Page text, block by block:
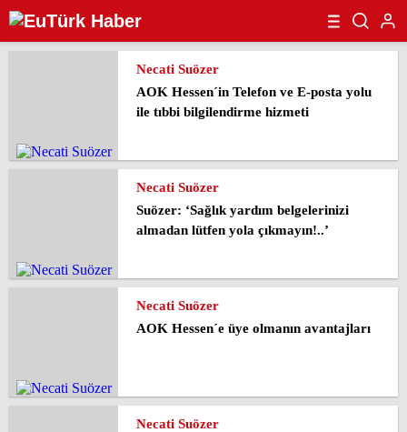
Necati Suözer
AOK Hessen´in Telefon ve E-posta yolu
ile tıbbi bilgilendirme hizmeti
Necati Suözer
Suözer: ‘Sağlık yardım belgelerinizi
almadan lütfen yola çıkmayın!..’
Necati Suözer
AOK Hessen´e üye olmanın avantajları
Necati Suözer